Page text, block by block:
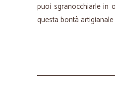
puoi sgranocchiarle in
questa bontà